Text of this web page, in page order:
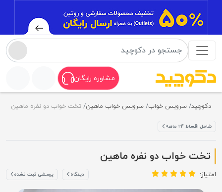
مشاوره رایگان
دکوچید سرویس خواب سرویس خواب ماهین تخت خواب دو نفره ماهین
شامل اقساط ۲۴ ماهه
تخت خواب دو نفره ماهین
امتیاز: دیدگاه پرسشی ثبت نشده